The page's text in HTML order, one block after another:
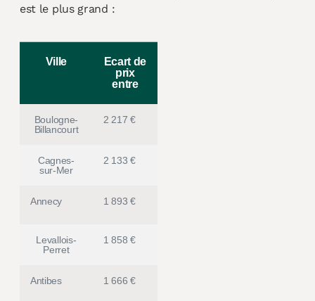
est le plus grand :
Ville
Ecart de
prix
entre
Boulogne-
Billancourt
2 217 €
Cagnes-
sur-Mer
2 133 €
Annecy 1 893 €
Levallois-
Perret
1 858 €
Antibes 1 666 €